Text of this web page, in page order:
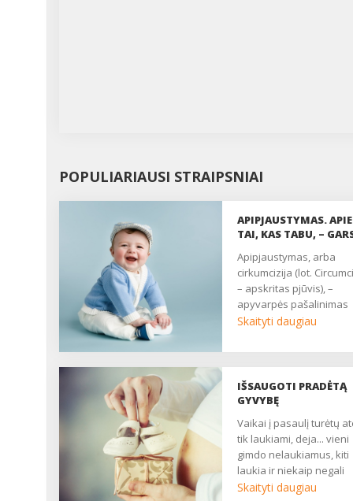
POPULIARIAUSI STRAIPSNIAI
APIPJAUSTYMAS. APIE
TAI, KAS TABU, –
Apipjaustymas, arba
cirkumcizija (lot.
– apskritas pjūvis), –
apyvarpės pašalinimas
chirurginiu būdu. Išgirdę
mintyse keiksnoti. Na,
atveju jų storžieviškumu
sutikime – procedūra
maloniausiųjų. Tačiau,
nepaisant jos
apipjaustymas
visame pasaulyje.
Skaityti daugiau
IŠSAUGOTI PRADĖTĄ
GYVYBĘ
Vaikai į pasaulį turėtų ateiti
tik laukiami, deja... vieni
gimdo nelaukiamus, kiti
laukia ir niekaip negali
susilaukti kūdikio.
Skaityti daugiau